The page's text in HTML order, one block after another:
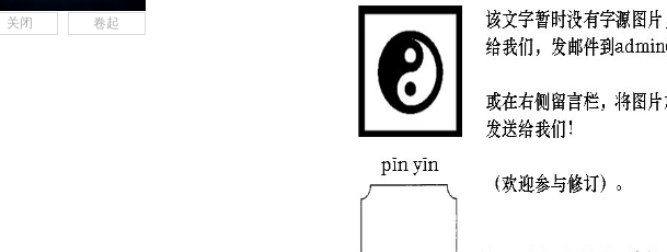
关闭 卷起